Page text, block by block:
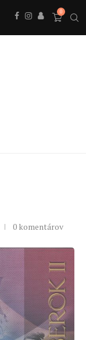
0
0 komentárov